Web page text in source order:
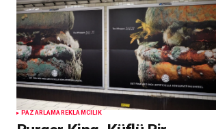
PAZARLAMA REKLAMCILIK